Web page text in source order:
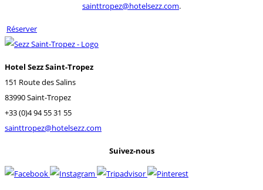
sainttropez@hotelsezz.com.
Réserver
Hotel Sezz Saint-Tropez
151 Route des Salins
83990 Saint-Tropez
+33 (0)4 94 55 31 55
sainttropez@hotelsezz.com
Suivez-nous